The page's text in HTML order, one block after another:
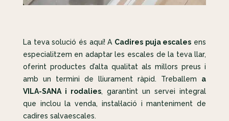
La teva solució és aquí! A Cadires puja escales ens
especialitzem en adaptar les escales de la teva llar,
oferint productes d’alta qualitat als millors preus i
amb un termini de lliurament ràpid. Treballem a
VILA-SANA i rodalies, garantint un servei integral
que inclou la venda, instal·lació i manteniment de
cadires salvaescales.